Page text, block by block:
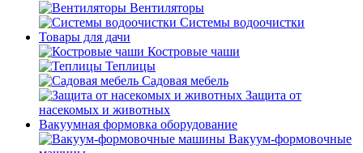
Вентиляторы
Системы водоочистки
Товары для дачи
Костровые чаши
Теплицы
Садовая мебель
Защита от
насекомых и животных
Вакуумная формовка оборудование
Вакуум-формовочные